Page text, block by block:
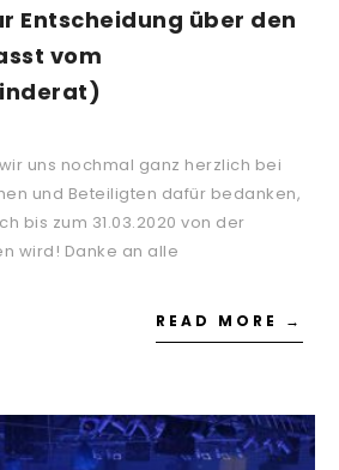
Entscheidung über den
vom
uns nochmal ganz herzlich bei
und Beteiligten dafür bedanken,
bis zum 31.03.2020 von der
wird! Danke an alle
READ MORE →